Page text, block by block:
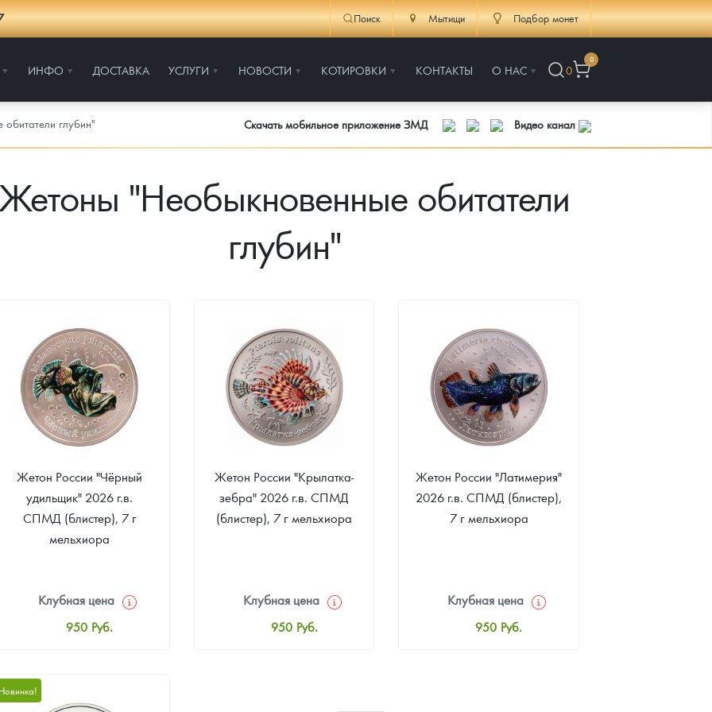
Поиск Мытищи Подбор монет
ИНФО ДОСТАВКА УСЛУГИ НОВОСТИ КОТИРОВКИ КОНТАКТЫ О НАС 0
0
платины на 2026 год
глубин" Скачать мобильное приложение ЗМД Видео канал
Жетоны "Необыкновенные обитатели
глубин"
Жетон России "Чёрный
удильщик" 2026 г.в.
СПМД (блистер), 7 г
мельхиора
Клубная цена
950 Руб.
Жетон России "Крылатка-
зебра" 2026 г.в. СПМД
(блистер), 7 г мельхиора
Клубная цена
950 Руб.
Жетон России "Латимерия"
2026 г.в. СПМД (блистер),
7 г мельхиора
Клубная цена
950 Руб.
Новинка!